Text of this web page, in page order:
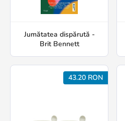
Jumătatea dispărută -
Brit Bennett
43.20 RON